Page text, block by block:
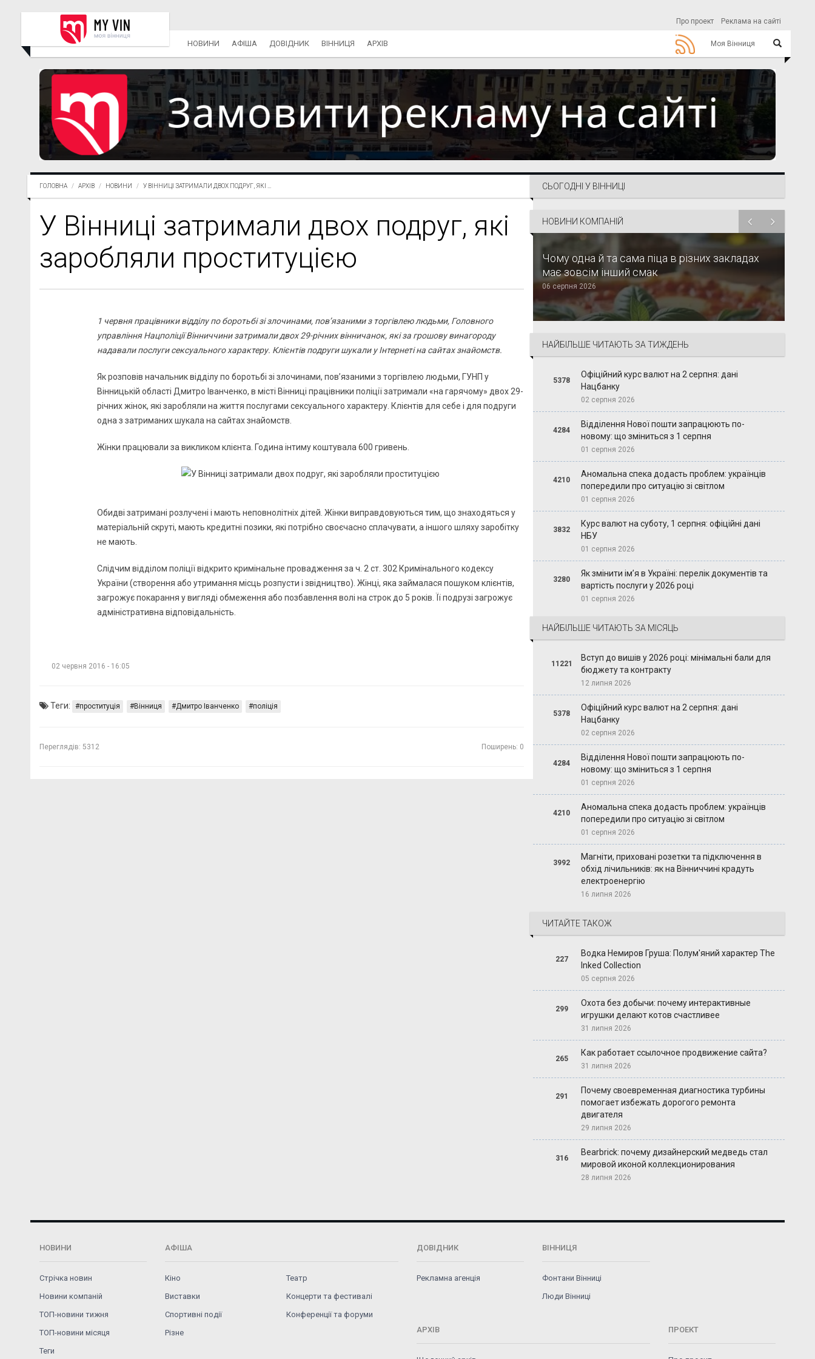
Про проект Реклама на сайті
Моя Вінниця
НОВИНИ АФІША ДОВІДНИК ВІННИЦЯ АРХІВ
ГОЛОВНА АРХІВ НОВИНИ У ВІННИЦІ ЗАТРИМАЛИ ДВОХ ПОДРУГ, ЯКІ ...
У Вінниці затримали двох подруг, які
заробляли проституцією
1 червня працівники відділу по боротьбі зі злочинами, пов’язаними з торгівлею людьми, Головного
управління Нацполіції Вінниччини затримали двох 29-річних вінничанок, які за грошову винагороду
надавали послуги сексуального характеру. Клієнтів подруги шукали у Інтернеті на сайтах знайомств.
Як розповів начальник відділу по боротьбі зі злочинами, пов’язаними з торгівлею людьми, ГУНП у
Вінницькій області Дмитро Іванченко, в місті Вінниці працівники поліції затримали «на гарячому» двох 29-
річних жінок, які заробляли на життя послугами сексуального характеру. Клієнтів для себе і для подруги
одна з затриманих шукала на сайтах знайомств.
Жінки працювали за викликом клієнта. Година інтиму коштувала 600 гривень.
Обидві затримані розлучені і мають неповнолітніх дітей. Жінки виправдовуються тим, що знаходяться у
матеріальній скруті, мають кредитні позики, які потрібно своєчасно сплачувати, а іншого шляху заробітку
не мають.
Слідчим відділом поліції відкрито кримінальне провадження за ч. 2 ст. 302 Кримінального кодексу
України (створення або утримання місць розпусти і звідництво). Жінці, яка займалася пошуком клієнтів,
загрожує покарання у вигляді обмеження або позбавлення волі на строк до 5 років. Її подрузі загрожує
адміністративна відповідальність.
02 червня 2016 - 16:05
Теги: проституція Вінниця Дмитро Іванченко поліція
Переглядів: 5312 Поширень: 0
СЬОГОДНІ У ВІННИЦІ
НОВИНИ КОМПАНІЙ
Чому одна й та сама піца в різних закладах
має зовсім інший смак
06 серпня 2026
НАЙБІЛЬШЕ ЧИТАЮТЬ ЗА ТИЖДЕНЬ
5378
Офіційний курс валют на 2 серпня: дані
Нацбанку
02 серпня 2026
4284
Відділення Нової пошти запрацюють по-
новому: що зміниться з 1 серпня
01 серпня 2026
4210
Аномальна спека додасть проблем: українців
попередили про ситуацію зі світлом
01 серпня 2026
3832
Курс валют на суботу, 1 серпня: офіційні дані
НБУ
01 серпня 2026
3280
Як змінити ім’я в Україні: перелік документів та
вартість послуги у 2026 році
01 серпня 2026
НАЙБІЛЬШЕ ЧИТАЮТЬ ЗА МІСЯЦЬ
11221
Вступ до вишів у 2026 році: мінімальні бали для
бюджету та контракту
12 липня 2026
5378
Офіційний курс валют на 2 серпня: дані
Нацбанку
02 серпня 2026
4284
Відділення Нової пошти запрацюють по-
новому: що зміниться з 1 серпня
01 серпня 2026
4210
Аномальна спека додасть проблем: українців
попередили про ситуацію зі світлом
01 серпня 2026
3992
Магніти, приховані розетки та підключення в
обхід лічильників: як на Вінниччині крадуть
електроенергію
16 липня 2026
ЧИТАЙТЕ ТАКОЖ
227
Водка Немиров Груша: Полум'яний характер The
Inked Collection
05 серпня 2026
299
Охота без добычи: почему интерактивные
игрушки делают котов счастливее
31 липня 2026
265
Как работает ссылочное продвижение сайта?
31 липня 2026
291
Почему своевременная диагностика турбины
помогает избежать дорогого ремонта
двигателя
29 липня 2026
316
Bearbrick: почему дизайнерский медведь стал
мировой иконой коллекционирования
28 липня 2026
НОВИНИ
Стрічка новин
Новини компаній
ТОП-новини тижня
ТОП-новини місяця
Теги
АФІША
Кіно
Театр
Виставки
Концерти та фестивалі
Спортивні події
Конференції та форуми
Різне
ДОВІДНИК
Рекламна агенція
ВІННИЦЯ
Фонтани Вінниці
Люди Вінниці
АРХІВ ПРОЕКТ